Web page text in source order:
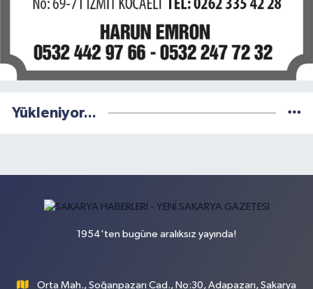
Yükleniyor...
1954'ten bugüne aralıksız yayında!
Orta Mah., Soğanpazarı Cad., No:30, Adapazarı, Sakarya